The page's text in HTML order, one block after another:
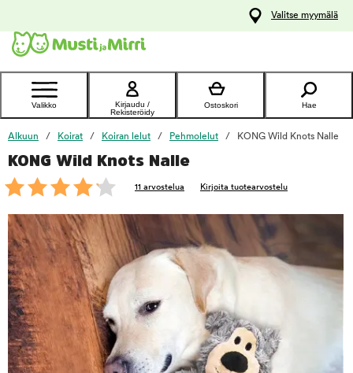
Ota yhteyttä
asiakaspalveluun
Valitse myymälä
Valikko
Kirjaudu /
Rekisteröidy
Ostoskori Hae
Alkuun Koirat Koiran lelut Pehmolelut KONG Wild Knots Nalle
KONG Wild Knots Nalle
11 arvostelua Kirjoita tuotearvostelu
foo